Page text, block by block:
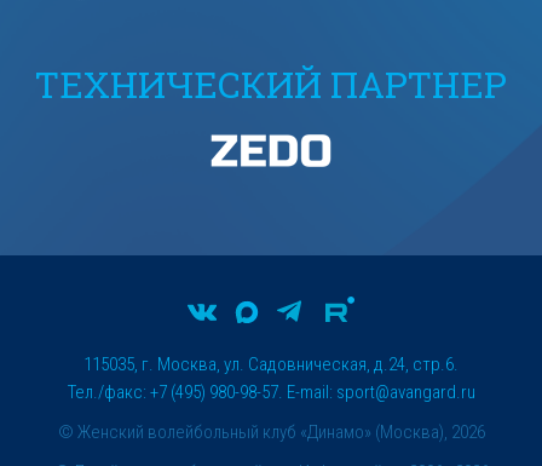
ТЕХНИЧЕСКИЙ ПАРТНЕР
© Женский волейбольный клуб «Динамо» (Москва), 2026
115035, г. Москва, ул. Садовническая, д.24, стр.6.
Тел./факс: +7 (495) 980-98-57. E-mail: sport@avangard.ru